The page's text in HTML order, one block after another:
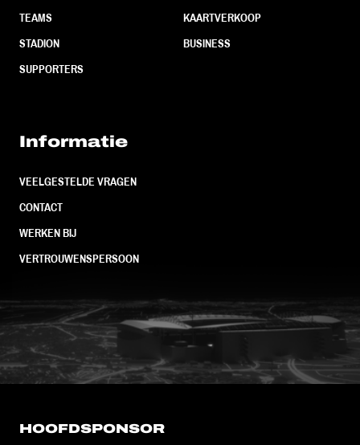
TEAMS
STADION
SUPPORTERS
KAARTVERKOOP
BUSINESS
Informatie
VEELGESTELDE VRAGEN
CONTACT
WERKEN BIJ
VERTROUWENSPERSOON
FC Utrecht<br>vanuit<br>het
HOOFDSPONSOR